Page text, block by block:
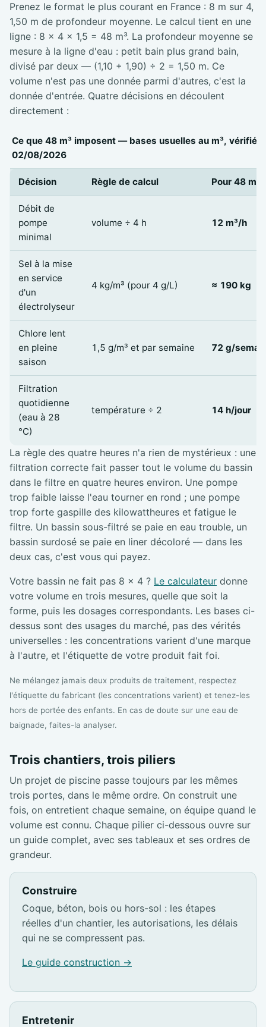
Prenez le format le plus courant en France : 8 m sur 4,
1,50 m de profondeur moyenne. Le calcul tient en une
ligne : 8 × 4 × 1,5 = 48 m³. La profondeur moyenne se
mesure à la ligne d'eau : petit bain plus grand bain,
divisé par deux — (1,10 + 1,90) ÷ 2 = 1,50 m. Ce
volume n'est pas une donnée parmi d'autres, c'est la
donnée d'entrée. Quatre décisions en découlent
directement :
Ce que 48 m³ imposent — bases usuelles au m³,
02/08/2026
Décision Règle de calcul Pour 48 m³
Débit de
pompe
minimal
volume ÷ 4 h 12 m³/h
Sel à la mise
en service
d'un
électrolyseur
4 kg/m³ (pour 4 g/L) ≈ 190 kg
Chlore lent
en pleine
saison
1,5 g/m³ et par semaine 72 g/
Filtration
quotidienne
(eau à 28
°C)
température ÷ 2 14 h/jour
La règle des quatre heures n'a rien de mystérieux : une
filtration correcte fait passer tout le volume du bassin
dans le filtre en quatre heures environ. Une pompe
trop faible laisse l'eau tourner en rond ; une pompe
trop forte gaspille des kilowattheures et fatigue le
filtre. Un bassin sous-filtré se paie en eau trouble, un
bassin surdosé se paie en liner décoloré — dans les
deux cas, c'est vous qui payez.
Votre bassin ne fait pas 8 × 4 ? Le calculateur donne
votre volume en trois mesures, quelle que soit la
forme, puis les dosages correspondants. Les bases ci-
dessus sont des usages du marché, pas des vérités
universelles : les concentrations varient d'une marque
à l'autre, et l'étiquette de votre produit fait foi.
Ne mélangez jamais deux produits de traitement, respectez
l'étiquette du fabricant (les concentrations varient) et tenez-les
hors de portée des enfants. En cas de doute sur une eau de
baignade, faites-la analyser.
Trois chantiers, trois piliers
Un projet de piscine passe toujours par les mêmes
trois portes, dans le même ordre. On construit une
fois, on entretient chaque semaine, on équipe quand le
volume est connu. Chaque pilier ci-dessous ouvre sur
un guide complet, avec ses tableaux et ses ordres de
grandeur.
Construire
Coque, béton, bois ou hors-sol : les étapes
réelles d'un chantier, les autorisations, les délais
qui ne se compressent pas.
Le guide construction →
Entretenir